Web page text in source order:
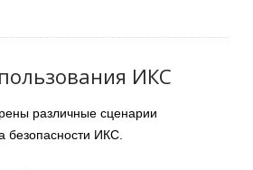
ИКС
различные сценарии
безопасности ИКС.